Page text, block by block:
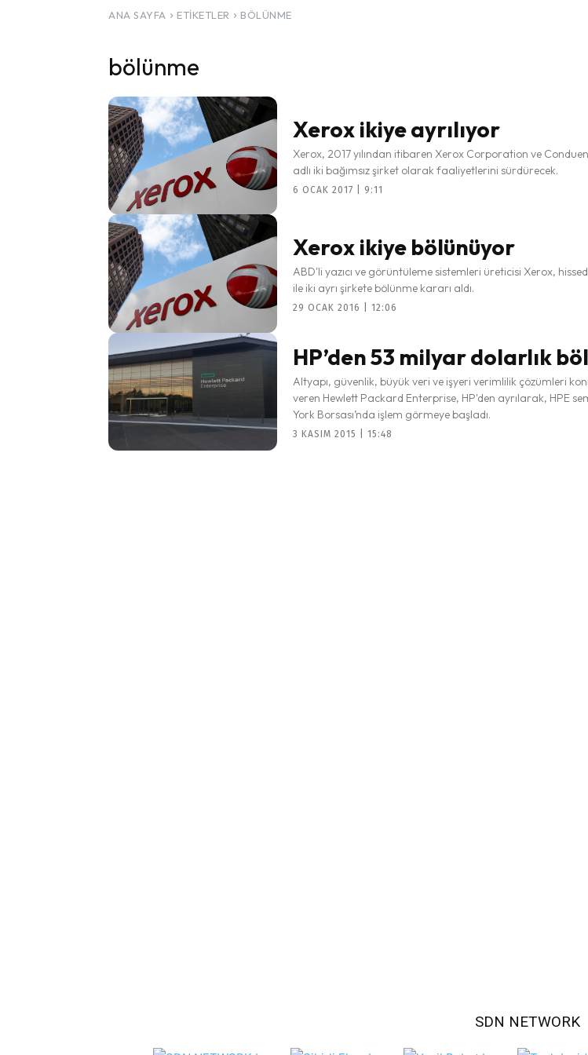
ANA SAYFA ETIKETLER BÖLÜNME
bölünme
Xerox ikiye ayrılıyor
Xerox, 2017 yılından itibaren Xerox Corporation ve
adlı iki bağımsız şirket olarak faaliyetlerini sürdürecek.
6 OCAK 2017 | 9:11
Xerox ikiye bölünüyor
ABD'li yazıcı ve görüntüleme sistemleri üreticisi Xerox,
ile iki ayrı şirkete bölünme kararı aldı.
29 OCAK 2016 | 12:06
HP’den 53 milyar dolarlık
Altyapı, güvenlik, büyük veri ve işyeri verimlilik çözümleri
veren Hewlett Packard Enterprise, HP'den ayrılarak, HPE
York Borsası’nda işlem görmeye başladı.
3 KASIM 2015 | 15:48
SDN NETWORK